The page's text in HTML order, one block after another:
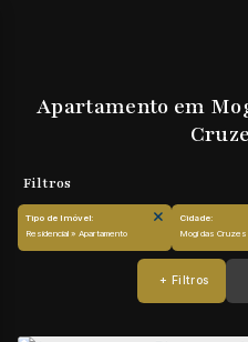
Apartamento em
Residencial » Apartamento
Mogi das